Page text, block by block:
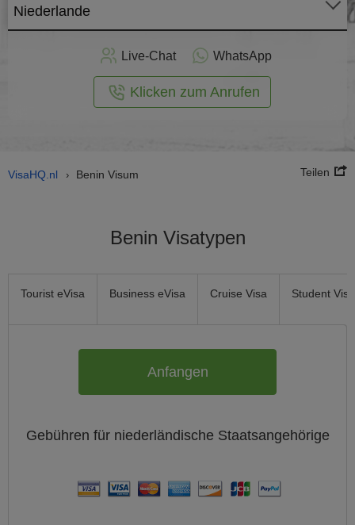
Niederlande
Live-Chat WhatsApp
Klicken zum Anrufen
VisaHQ.nl › Benin Visum Teilen
Benin Visatypen
Tourist eVisa Business eVisa Cruise Visa Student Visa
Anfangen
Gebühren für niederländische Staatsangehörige